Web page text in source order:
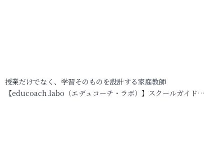
授業だけでなく、学習そのものを設計する家庭教師
【educoach.labo（エデュコーチ・ラボ）】スクールガイド…